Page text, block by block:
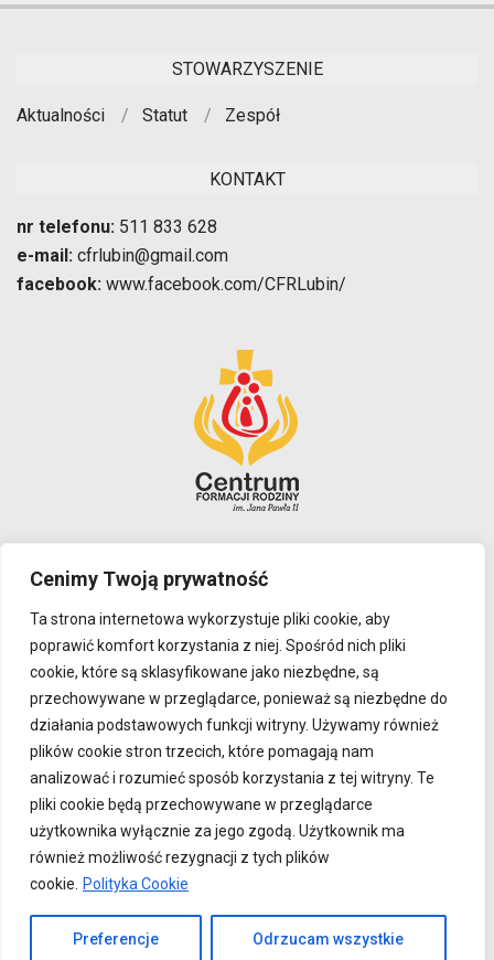
Cenimy Twoją prywatność
Ta strona internetowa wykorzystuje pliki cookie, aby
poprawić komfort korzystania z niej. Spośród nich pliki
cookie, które są sklasyfikowane jako niezbędne, są
przechowywane w przeglądarce, ponieważ są niezbędne do
działania podstawowych funkcji witryny. Używamy również
plików cookie stron trzecich, które pomagają nam
analizować i rozumieć sposób korzystania z tej witryny. Te
pliki cookie będą przechowywane w przeglądarce
użytkownika wyłącznie za jego zgodą. Użytkownik ma
również możliwość rezygnacji z tych plików
cookie.
Polityka Cookie
Preferencje Odrzucam wszystkie
STOWARZYSZENIE
Aktualności Statut Zespół
KONTAKT
nr telefonu: 511 833 628
e-mail: cfrlubin@gmail.com
facebook: www.facebook.com/CFRLubin/
ADRES
Adres: Centrum Formacji Rodziny im. Jana Pawła II
ul. Jana Pawła II 58
59-300 Lubin
KRS 0000779047
NIP 692 25 20 604
REGON 382934838
Konto: 59 1090 2082 0000 0001 4228 9273